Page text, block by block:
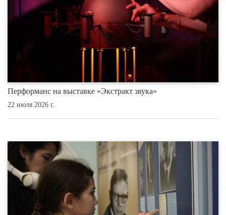
Перформанс на выставке «Экстракт звука»
22 июля 2026 г.